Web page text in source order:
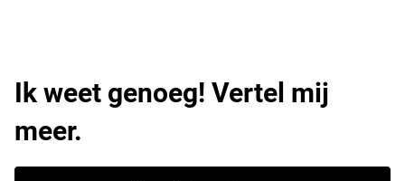
Ik weet genoeg! Vertel mij
meer.